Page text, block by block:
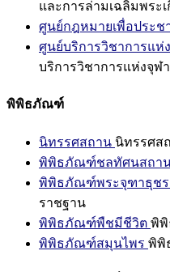
และการล่ามเฉลิมพระ
ศูนย์กฎหมายเพื่อประช
ศูนย์บริการวิชาการแ
บริการวิชาการแห่งจุฬ
พิพิธภัณฑ์
นิทรรศสถาน นิทรรศส
พิพิธภัณฑ์ชลทัศนสถา
พิพิธภัณฑ์พระจุฑาธุชร
ราชฐาน
พิพิธภัณฑ์พืชมีชีวิต พิ
พิพิธภัณฑ์สมุนไพร พิพิ